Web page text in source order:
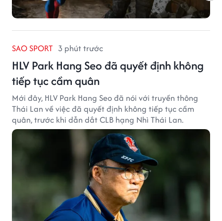
SAO SPORT 3 phút trước
HLV Park Hang Seo đã quyết định không
tiếp tục cầm quân
Mới đây, HLV Park Hang Seo đã nói với truyền thông
Thái Lan về việc đã quyết định không tiếp tục cầm
quân, trước khi dẫn dắt CLB hạng Nhì Thái Lan.